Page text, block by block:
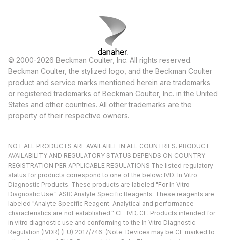
© 2000-2026 Beckman Coulter, Inc. All rights reserved.
Beckman Coulter, the stylized logo, and the Beckman Coulter
product and service marks mentioned herein are trademarks
or registered trademarks of Beckman Coulter, Inc. in the United
States and other countries. All other trademarks are the
property of their respective owners.
NOT ALL PRODUCTS ARE AVAILABLE IN ALL COUNTRIES. PRODUCT
AVAILABILITY AND REGULATORY STATUS DEPENDS ON COUNTRY
REGISTRATION PER APPLICABLE REGULATIONS The listed regulatory
status for products correspond to one of the below: IVD: In Vitro
Diagnostic Products. These products are labeled "For In Vitro
Diagnostic Use." ASR: Analyte Specific Reagents. These reagents are
labeled "Analyte Specific Reagent. Analytical and performance
characteristics are not established." CE-IVD, CE: Products intended for
in vitro diagnostic use and conforming to the In Vitro Diagnostic
Regulation (IVDR) (EU) 2017/746. (Note: Devices may be CE marked to